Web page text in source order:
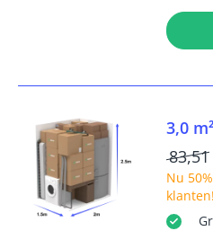
3,0 m²
83,51
Nu
klanten!